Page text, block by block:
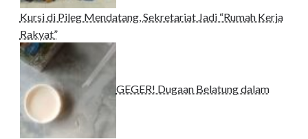
Kursi di Pileg Mendatang, Sekretariat Jadi “Rumah Kerja
Rakyat”
GEGER! Dugaan Belatung dalam